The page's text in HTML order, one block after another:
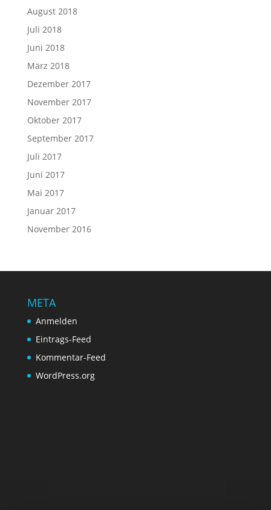
August 2018
Juli 2018
Juni 2018
März 2018
Dezember 2017
November 2017
Oktober 2017
September 2017
Juli 2017
Juni 2017
Mai 2017
Januar 2017
November 2016
META
Anmelden
Eintrags-Feed
Kommentar-Feed
WordPress.org